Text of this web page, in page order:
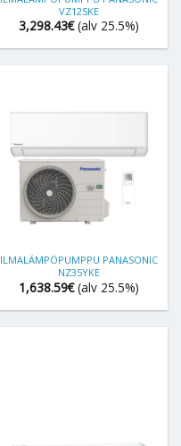
VZ12SKE
3,298.43€ (alv 25.5%)
ILMALÄMPÖPUMPPU PANASONIC
NZ35YKE
1,638.59€ (alv 25.5%)